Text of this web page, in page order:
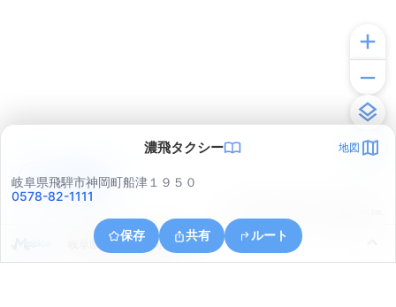
濃飛タクシー 地図
岐阜県飛騨市神岡町船津１９５０
0578-82-1111
保存 共有 ルート
岐阜県飛騨市神岡町船津
アプリで見る